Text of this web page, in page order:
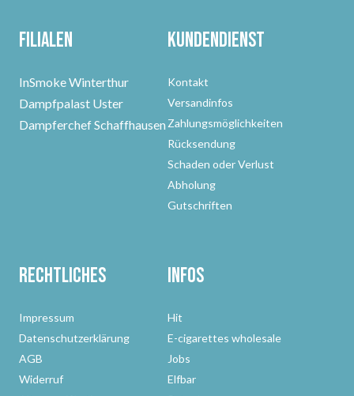
Filialen
InSmoke Winterthur
Dampfpalast Uster
Dampferchef Schaffhausen
Kundendienst
Kontakt
Versandinfos
Zahlungsmöglichkeiten
Rücksendung
Schaden oder Verlust
Abholung
Gutschriften
Rechtliches
Impressum
Datenschutzerklärung
AGB
Widerruf
Infos
Hit
E-cigarettes wholesale
Jobs
Elfbar